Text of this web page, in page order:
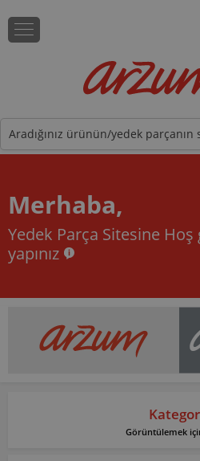
Merhaba,
Yedek Parça Sitesine Hoş
yapınız
Görüntülemek